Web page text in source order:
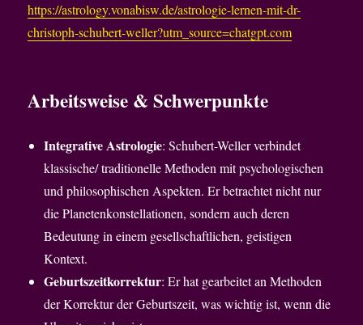
https://astrology.vonabisw.de/astrologie-lernen-mit-dr-
christoph-schubert-weller?utm_source=chatgpt.com
Arbeitsweise & Schwerpunkte
Integrative Astrologie: Schubert-Weller verbindet
klassische/ traditionelle Methoden mit psychologischen
und philosophischen Aspekten. Er betrachtet nicht nur
die Planetenkonstellationen, sondern auch deren
Bedeutung in einem gesellschaftlichen, geistigen
Kontext.
Geburtszeitkorrektur: Er hat gearbeitet an Methoden
der Korrektur der Geburtszeit, was wichtig ist, wenn die